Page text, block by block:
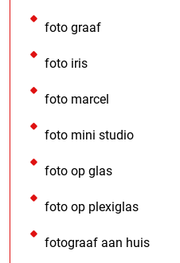
foto graaf
foto iris
foto marcel
foto mini studio
foto op glas
foto op plexiglas
fotograaf aan huis